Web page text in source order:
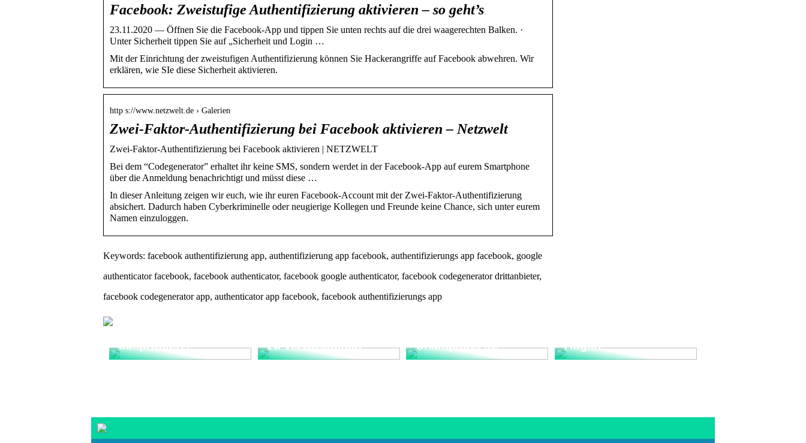
Facebook: Zweistufige Authentifizierung aktivieren – so geht’s
23.11.2020 — Öffnen Sie die Facebook-App und tippen Sie unten rechts auf die drei waagerechten Balken. ·
Unter Sicherheit tippen Sie auf „Sicherheit und Login …
Mit der Einrichtung der zweistufigen Authentifizierung können Sie Hackerangriffe auf Facebook abwehren. Wir
erklären, wie SIe diese Sicherheit aktivieren.
http s://www.netzwelt.de › Galerien
Zwei-Faktor-Authentifizierung bei Facebook aktivieren – Netzwelt
Zwei-Faktor-Authentifizierung bei Facebook aktivieren | NETZWELT
Bei dem “Codegenerator” erhaltet ihr keine SMS, sondern werdet in der Facebook-App auf eurem Smartphone
über die Anmeldung benachrichtigt und müsst diese …
In dieser Anleitung zeigen wir euch, wie ihr euren Facebook-Account mit der Zwei-Faktor-Authentifizierung
absichert. Dadurch haben Cyberkriminelle oder neugierige Kollegen und Freunde keine Chance, sich unter eurem
Namen einzuloggen.
Keywords: facebook authentifizierung app, authentifizierung app facebook, authentifizierungs app facebook, google
authenticator facebook, facebook authenticator, facebook google authenticator, facebook codegenerator drittanbieter,
facebook codegenerator app, authenticator app facebook, facebook authentifizierungs app
ausprobiert?
zu verwirklichen
Champions ist
Augen